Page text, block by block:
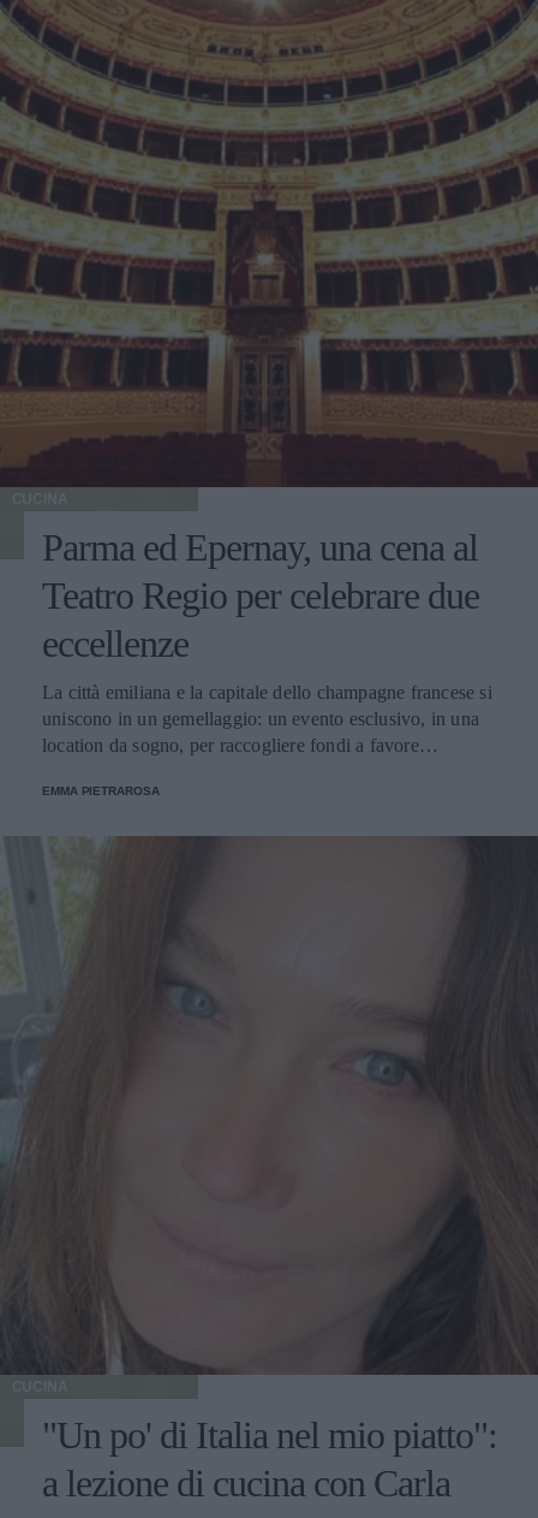
CUCINA
Parma ed Epernay, una cena al
Teatro Regio per celebrare due
eccellenze
La città emiliana e la capitale dello champagne francese si
uniscono in un gemellaggio: un evento esclusivo, in una
location da sogno, per raccogliere fondi a favore
EMMA PIETRAROSA
CUCINA
"Un po' di Italia nel mio piatto":
a lezione di cucina con Carla